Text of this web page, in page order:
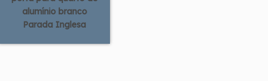
alumínio branco
Parada Inglesa